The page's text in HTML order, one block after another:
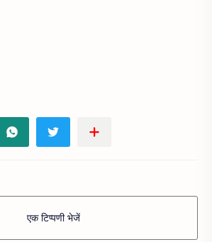
एक टिप्पणी भेजें